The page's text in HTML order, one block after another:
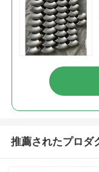
推薦されたプロダ